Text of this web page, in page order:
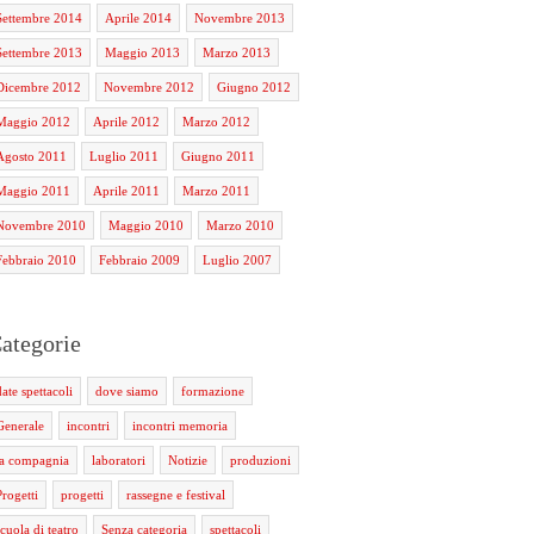
2014 Aprile 2014 Novembre 2013
2013 Maggio 2013 Marzo 2013
2012 Novembre 2012 Giugno 2012
2012 Aprile 2012 Marzo 2012
2011 Luglio 2011 Giugno 2011
2011 Aprile 2011 Marzo 2011
2010 Maggio 2010 Marzo 2010
2010 Febbraio 2009 Luglio 2007
spettacoli dove siamo formazione
incontri incontri memoria
compagnia laboratori Notizie produzioni
progetti rassegne e festival
di teatro Senza categoria spettacoli